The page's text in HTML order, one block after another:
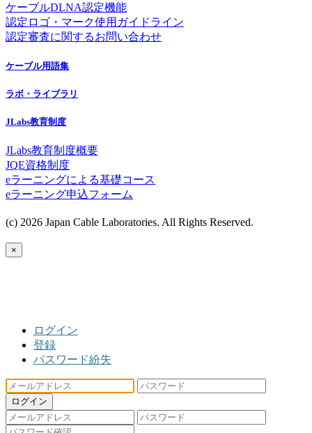
ケーブルDLNA認定機能
認定ロゴ・マーク使用ガイドライン
認定審査に関するお問い合わせ
ケーブル用語集
ラボ・ライブラリ
JLabs教育制度
JLabs教育制度概要
JQE資格制度
eラーニングによる基礎コース
eラーニング申込フォーム
(c) 2026 Japan Cable Laboratories. All Rights Reserved.
×
ログイン
登録
パスワード紛失
ログイン